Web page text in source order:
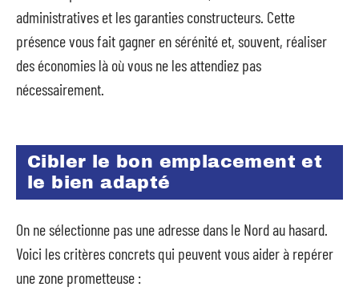
administratives et les garanties constructeurs. Cette
présence vous fait gagner en sérénité et, souvent, réaliser
des économies là où vous ne les attendiez pas
nécessairement.
Cibler le bon emplacement et
le bien adapté
On ne sélectionne pas une adresse dans le Nord au hasard.
Voici les critères concrets qui peuvent vous aider à repérer
une zone prometteuse :